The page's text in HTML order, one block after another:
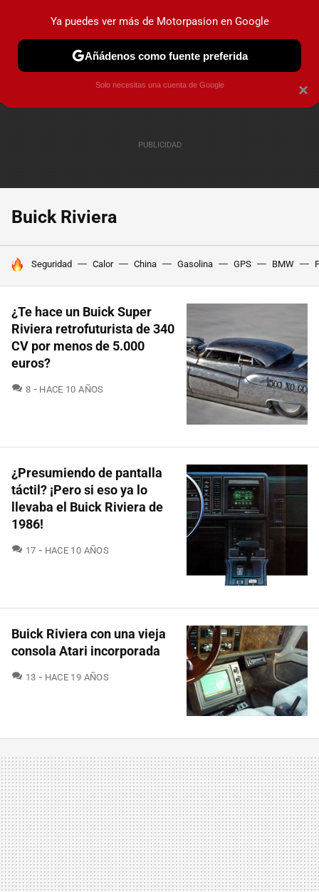
PRUEBAS COCHES ELÉCTRICOS OBSERVATORIO
Buick Riviera
HOY SE HABLA DE
Seguridad Calor China Gasolina GPS BMW
¿Te hace un Buick Super
Riviera retrofuturista de 340
CV por menos de 5.000
euros?
8 COMENTARIOS
HACE 10 AÑOS
¿Presumiendo de pantalla
táctil? ¡Pero si eso ya lo
llevaba el Buick Riviera de
1986!
17 COMENTARIOS
HACE 10 AÑOS
Buick Riviera con una vieja
consola Atari incorporada
13 COMENTARIOS
HACE 19 AÑOS
×
Ya puedes ver más de Motorpasion en Google
Añádenos como fuente preferida
Solo necesitas una cuenta de Google